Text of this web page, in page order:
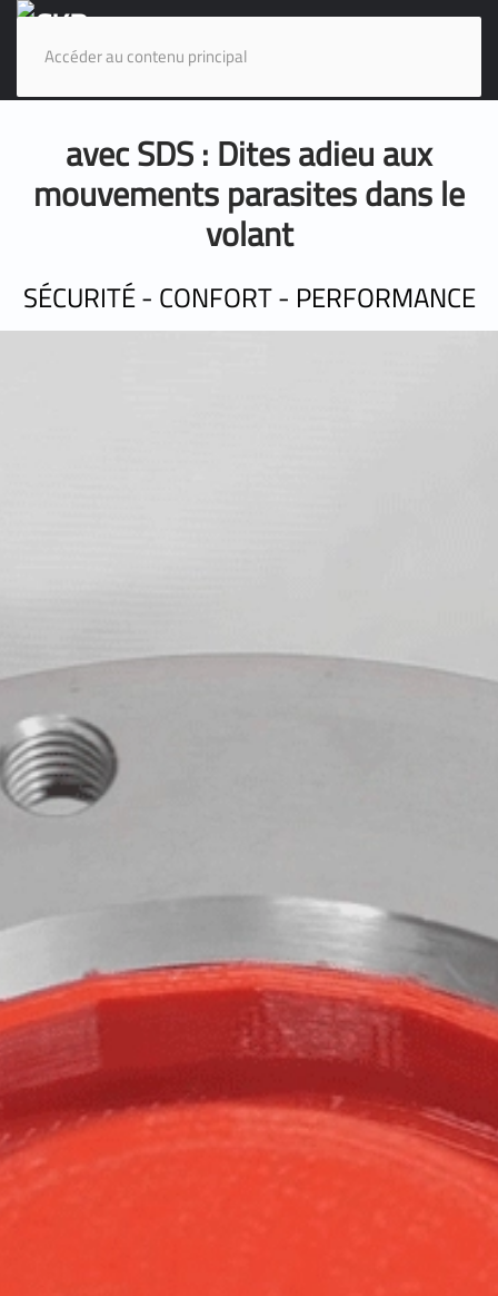
Accéder au contenu principal
avec SDS : Dites adieu aux
mouvements parasites dans le
volant
SÉCURITÉ - CONFORT - PERFORMANCE